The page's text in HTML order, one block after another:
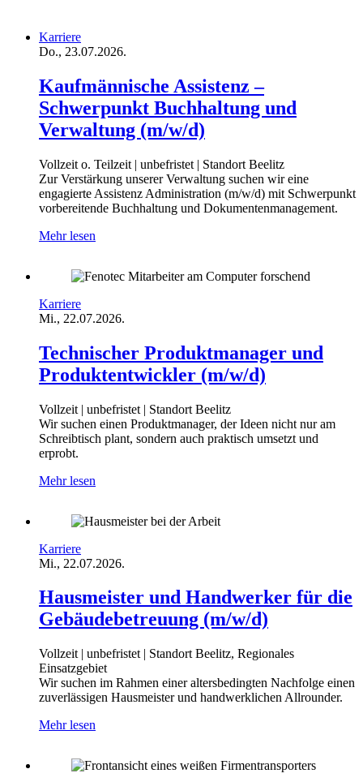
Karriere
Do., 23.07.2026.
Kaufmännische Assistenz –
Schwerpunkt Buchhaltung und
Verwaltung (m/w/d)
Vollzeit o. Teilzeit | unbefristet | Standort Beelitz
Zur Verstärkung unserer Verwaltung suchen wir eine
engagierte Assistenz Administration (m/w/d) mit Schwerpunkt
vorbereitende Buchhaltung und Dokumentenmanagement.
Mehr lesen
Karriere
Mi., 22.07.2026.
Technischer Produktmanager und
Produktentwickler (m/w/d)
Vollzeit | unbefristet | Standort Beelitz
Wir suchen einen Produktmanager, der Ideen nicht nur am
Schreibtisch plant, sondern auch praktisch umsetzt und
erprobt.
Mehr lesen
Karriere
Mi., 22.07.2026.
Hausmeister und Handwerker für die
Gebäudebetreuung (m/w/d)
Vollzeit | unbefristet | Standort Beelitz, Regionales
Einsatzgebiet
Wir suchen im Rahmen einer altersbedingten Nachfolge einen
zuverlässigen Hausmeister und handwerklichen Allrounder.
Mehr lesen